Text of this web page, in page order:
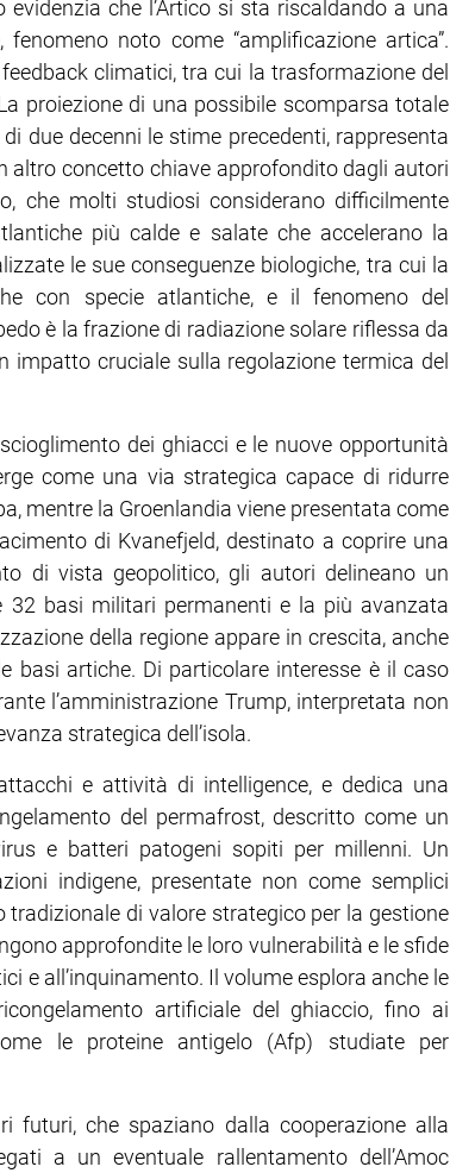
che l’Artico si sta riscaldando a una
noto come “amplificazione artica”.
climatici, tra cui la trasformazione del
proiezione di una possibile scomparsa totale
due decenni le stime precedenti, rappresenta
altro concetto chiave approfondito dagli autori
che molti studiosi considerano difficilmente
più calde e salate che accelerano la
le sue conseguenze biologiche, tra cui la
con specie atlantiche, e il fenomeno del
è la frazione di radiazione solare riflessa da
impatto cruciale sulla regolazione termica del
dei ghiacci e le nuove opportunità
come una via strategica capace di ridurre
mentre la Groenlandia viene presentata come
di Kvanefjeld, destinato a coprire una
di vista geopolitico, gli autori delineano un
32 basi militari permanenti e la più avanzata
della regione appare in crescita, anche
basi artiche. Di particolare interesse è il caso
l’amministrazione Trump, interpretata non
strategica dell’isola.
e attività di intelligence, e dedica una
del permafrost, descritto come un
e batteri patogeni sopiti per millenni. Un
indigene, presentate non come semplici
di valore strategico per la gestione
approfondite le loro vulnerabilità e le sfide
e all’inquinamento. Il volume esplora anche le
artificiale del ghiaccio, fino ai
le proteine antigelo (Afp) studiate per
futuri, che spaziano dalla cooperazione alla
a un eventuale rallentamento dell’Amoc